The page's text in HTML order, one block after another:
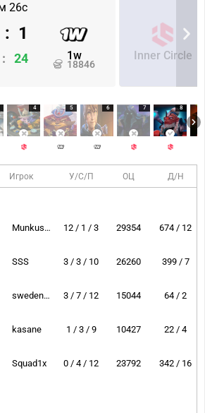
26с
1w
18846
: 1
: 24 Inner Circle
4 5 6 7 8
Игрок У/С/П ОЦ Д/Н
Munkushi~ 12 / 1 / 3 29354 674 / 12
SSS 3 / 3 / 10 26260 399 / 7
swedenstrong 3 / 7 / 12 15044 64 / 2
kasane 1 / 3 / 9 10427 22 / 4
Squad1x 0 / 4 / 12 23792 342 / 16